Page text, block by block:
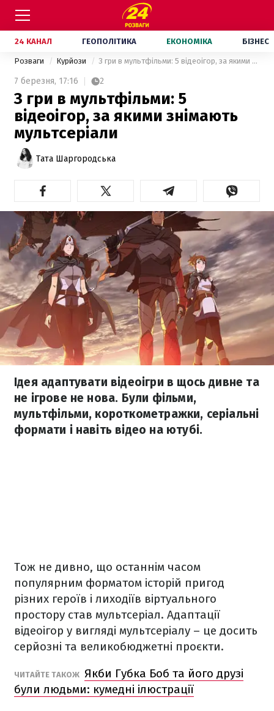
24 КАНАЛ ГЕОПОЛІТИКА ЕКОНОМІКА БІЗНЕС
Розваги Курйози З гри в мультфільми: 5 відеоігор, за якими знімають мультсеріали
7 березня, 17:16 2
З гри в мультфільми: 5
відеоігор, за якими знімають
мультсеріали
Тата Шаргородська
Ідея адаптувати відеоігри в щось дивне та
не ігрове не нова. Були фільми,
мультфільми, короткометражки, серіальні
формати і навіть відео на ютубі.
Тож не дивно, що останнім часом
популярним форматом історій пригод
різних героїв і лиходіїв віртуального
простору став мультсеріал. Адаптації
відеоігор у вигляді мультсеріалу – це досить
серйозні та великобюджетні проєкти.
ЧИТАЙТЕ ТАКОЖ Якби Губка Боб та його друзі
були людьми: кумедні ілюстрації